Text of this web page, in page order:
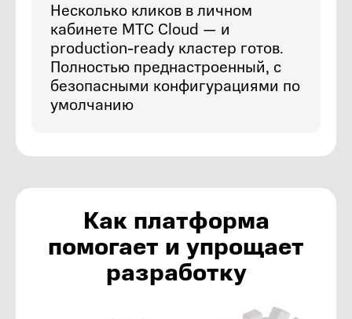
Несколько кликов в личном
кабинете МТС Cloud — и
production-ready кластер готов.
Полностью преднастроенный, с
безопасными конфигурациями по
умолчанию
Как платформа
помогает и упрощает
разработку